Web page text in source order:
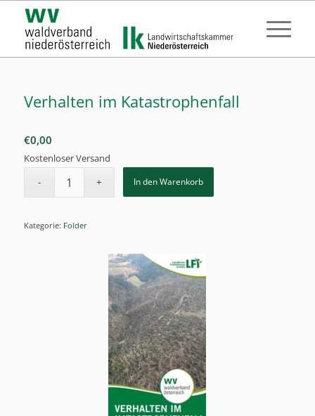
Verhalten im Katastrophenfall
€0,00
Kostenloser Versand
In den Warenkorb
Kategorie: Folder